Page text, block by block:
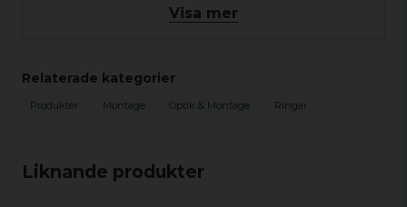
Liknande produkter
Visa mer
Relaterade kategorier
Produkter Montage Optik & Montage Ringar